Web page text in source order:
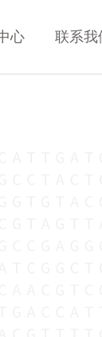
心 联系我